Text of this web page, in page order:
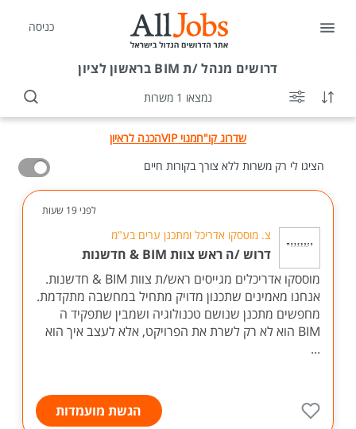
כניסה
דרושים מנהל /ת BIM בראשון לציון
נמצאו 1 משרות
שדרוג קו"חמנוי VIP
הכנה לראיון
הציגו לי רק משרות ללא צורך בקורות חיים
לפני 19 שעות
צ. מוססקו אדריכל ומתכנן ערים בע"מ
דרוש /ה ראש צוות BIM & חדשנות
מוססקו אדריכלים מגייסים ראש/ת צוות BIM & חדשנות.
אנחנו מאמינים שתכנון מדויק מתחיל במחשבה מתקדמת.
מחפשים מתכנן שנושם טכנולוגיה ושמבין שתפקיד ה
BIM הוא לא רק לשרת את הפרויקט, אלא לעצב איך הוא
...
הגשת מועמדות